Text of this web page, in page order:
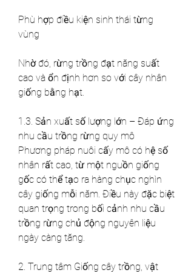
Phù hợp điều kiện sinh thái từng
vùng
Nhờ đó, rừng trồng đạt năng suất
cao và ổn định hơn so với cây nhân
giống bằng hạt.
1.3. Sản xuất số lượng lớn – Đáp ứng
nhu cầu trồng rừng quy mô
Phương pháp nuôi cấy mô có hệ số
nhân rất cao, từ một nguồn giống
gốc có thể tạo ra hàng chục nghìn
cây giống mỗi năm. Điều này đặc biệt
quan trọng trong bối cảnh nhu cầu
trồng rừng chủ động nguyên liệu
ngày càng tăng.
2. Trung tâm Giống cây trồng, vật